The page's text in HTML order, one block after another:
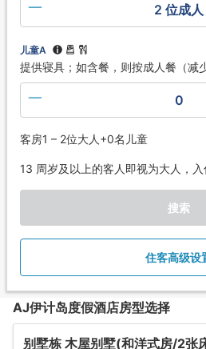
2 位成人
儿童A
提供寝具；如含餐，则按成人餐（减
0
客房1 – 2位大人+0名儿童
13 周岁及以上的客人即视为大人，入
搜索
住客高级设
AJ伊计岛度假酒店房型选择
别墅栋 木屋别墅(和洋式房/2张